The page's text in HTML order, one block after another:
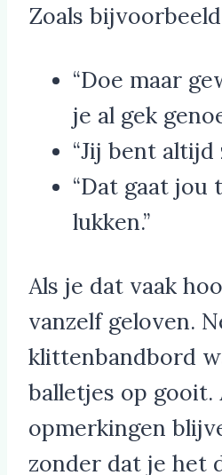
Zoals
“Doe maar
je al gek
“Jij bent altijd
“Dat gaat jou
lukken.”
Als je dat vaak
vanzelf geloven.
klittenbandbord
balletjes op gooit.
opmerkingen
zonder dat je het